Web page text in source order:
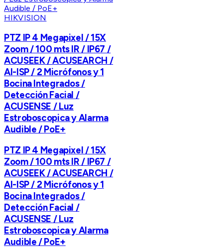
HIKVISION
PTZ IP 4 Megapixel / 15X
Zoom / 100 mts IR / IP67 /
ACUSEEK / ACUSEARCH /
AI-ISP / 2 Micrófonos y 1
Bocina Integrados /
Detección Facial /
ACUSENSE / Luz
Estroboscopica y Alarma
Audible / PoE+
PTZ IP 4 Megapixel / 15X
Zoom / 100 mts IR / IP67 /
ACUSEEK / ACUSEARCH /
AI-ISP / 2 Micrófonos y 1
Bocina Integrados /
Detección Facial /
ACUSENSE / Luz
Estroboscopica y Alarma
Audible / PoE+